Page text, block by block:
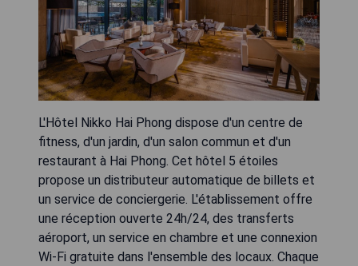
L'Hôtel Nikko Hai Phong dispose d'un centre de
fitness, d'un jardin, d'un salon commun et d'un
restaurant à Hai Phong. Cet hôtel 5 étoiles
propose un distributeur automatique de billets et
un service de conciergerie. L'établissement offre
une réception ouverte 24h/24, des transferts
aéroport, un service en chambre et une connexion
Wi-Fi gratuite dans l'ensemble des locaux. Chaque